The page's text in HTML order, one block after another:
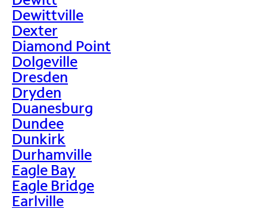
Dewittville
Dexter
Diamond Point
Dolgeville
Dresden
Dryden
Duanesburg
Dundee
Dunkirk
Durhamville
Eagle Bay
Eagle Bridge
Earlville